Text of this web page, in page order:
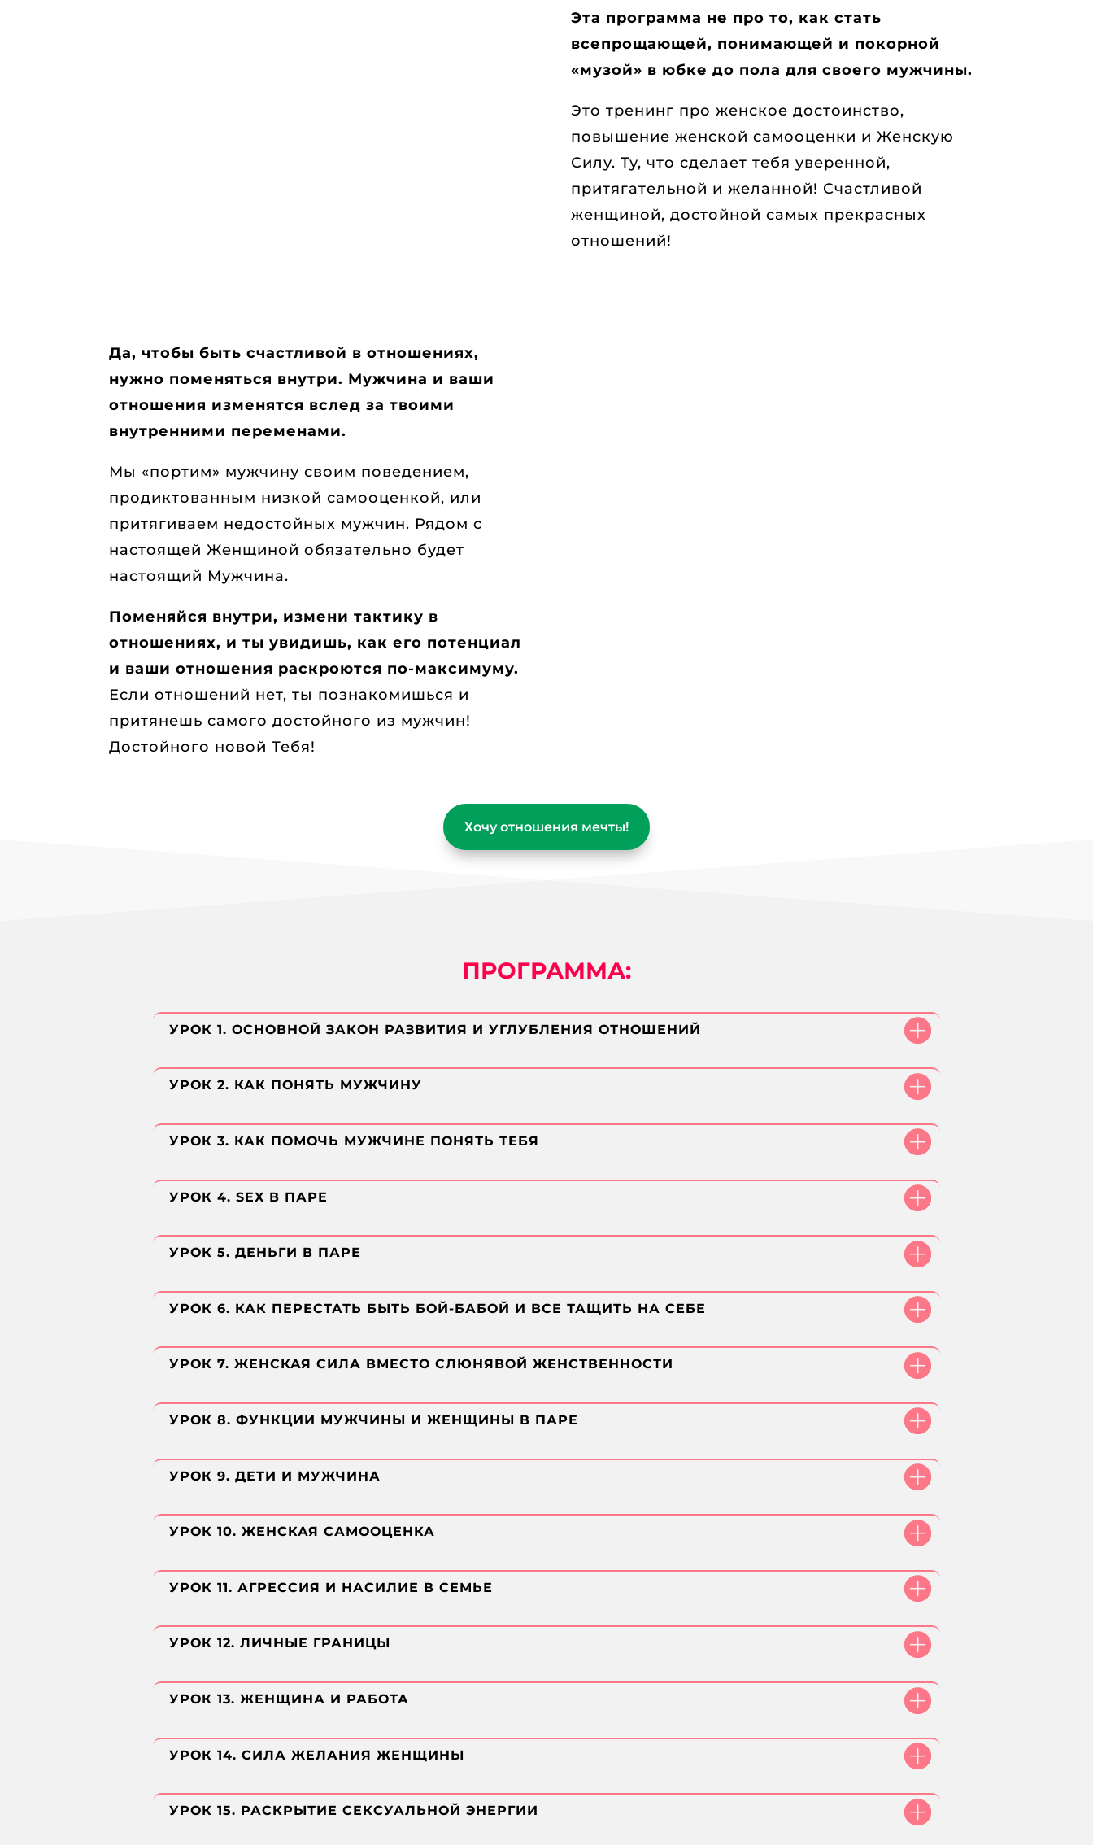
Эта программа не про то, как стать
всепрощающей, понимающей и покорной
«музой» в юбке до пола для своего мужчины.
Это тренинг про женское достоинство,
повышение женской самооценки и Женскую
Силу. Ту, что сделает тебя уверенной,
притягательной и желанной! Счастливой
женщиной, достойной самых прекрасных
отношений!
Да, чтобы быть счастливой в отношениях,
нужно поменяться внутри. Мужчина и ваши
отношения изменятся вслед за твоими
внутренними переменами.
Мы «портим» мужчину своим поведением,
продиктованным низкой самооценкой, или
притягиваем недостойных мужчин. Рядом с
настоящей Женщиной обязательно будет
настоящий Мужчина.
Поменяйся внутри, измени тактику в
отношениях, и ты увидишь, как его потенциал
и ваши отношения раскроются по-максимуму.
Если отношений нет, ты познакомишься и
притянешь самого достойного из мужчин!
Достойного новой Тебя!
Хочу отношения мечты!
ПРОГРАММА:
УРОК 1. ОСНОВНОЙ ЗАКОН РАЗВИТИЯ И УГЛУБЛЕНИЯ ОТНОШЕНИЙ
УРОК 2. КАК ПОНЯТЬ МУЖЧИНУ
УРОК 3. КАК ПОМОЧЬ МУЖЧИНЕ ПОНЯТЬ ТЕБЯ
УРОК 4. SEX В ПАРЕ
УРОК 5. ДЕНЬГИ В ПАРЕ
УРОК 6. КАК ПЕРЕСТАТЬ БЫТЬ БОЙ-БАБОЙ И ВСЕ ТАЩИТЬ НА СЕБЕ
УРОК 7. ЖЕНСКАЯ СИЛА ВМЕСТО СЛЮНЯВОЙ ЖЕНСТВЕННОСТИ
УРОК 8. ФУНКЦИИ МУЖЧИНЫ И ЖЕНЩИНЫ В ПАРЕ
УРОК 9. ДЕТИ И МУЖЧИНА
УРОК 10. ЖЕНСКАЯ САМООЦЕНКА
УРОК 11. АГРЕССИЯ И НАСИЛИЕ В СЕМЬЕ
УРОК 12. ЛИЧНЫЕ ГРАНИЦЫ
УРОК 13. ЖЕНЩИНА И РАБОТА
УРОК 14. СИЛА ЖЕЛАНИЯ ЖЕНЩИНЫ
УРОК 15. РАСКРЫТИЕ СЕКСУАЛЬНОЙ ЭНЕРГИИ